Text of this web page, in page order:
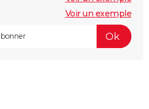
Voir un exemple